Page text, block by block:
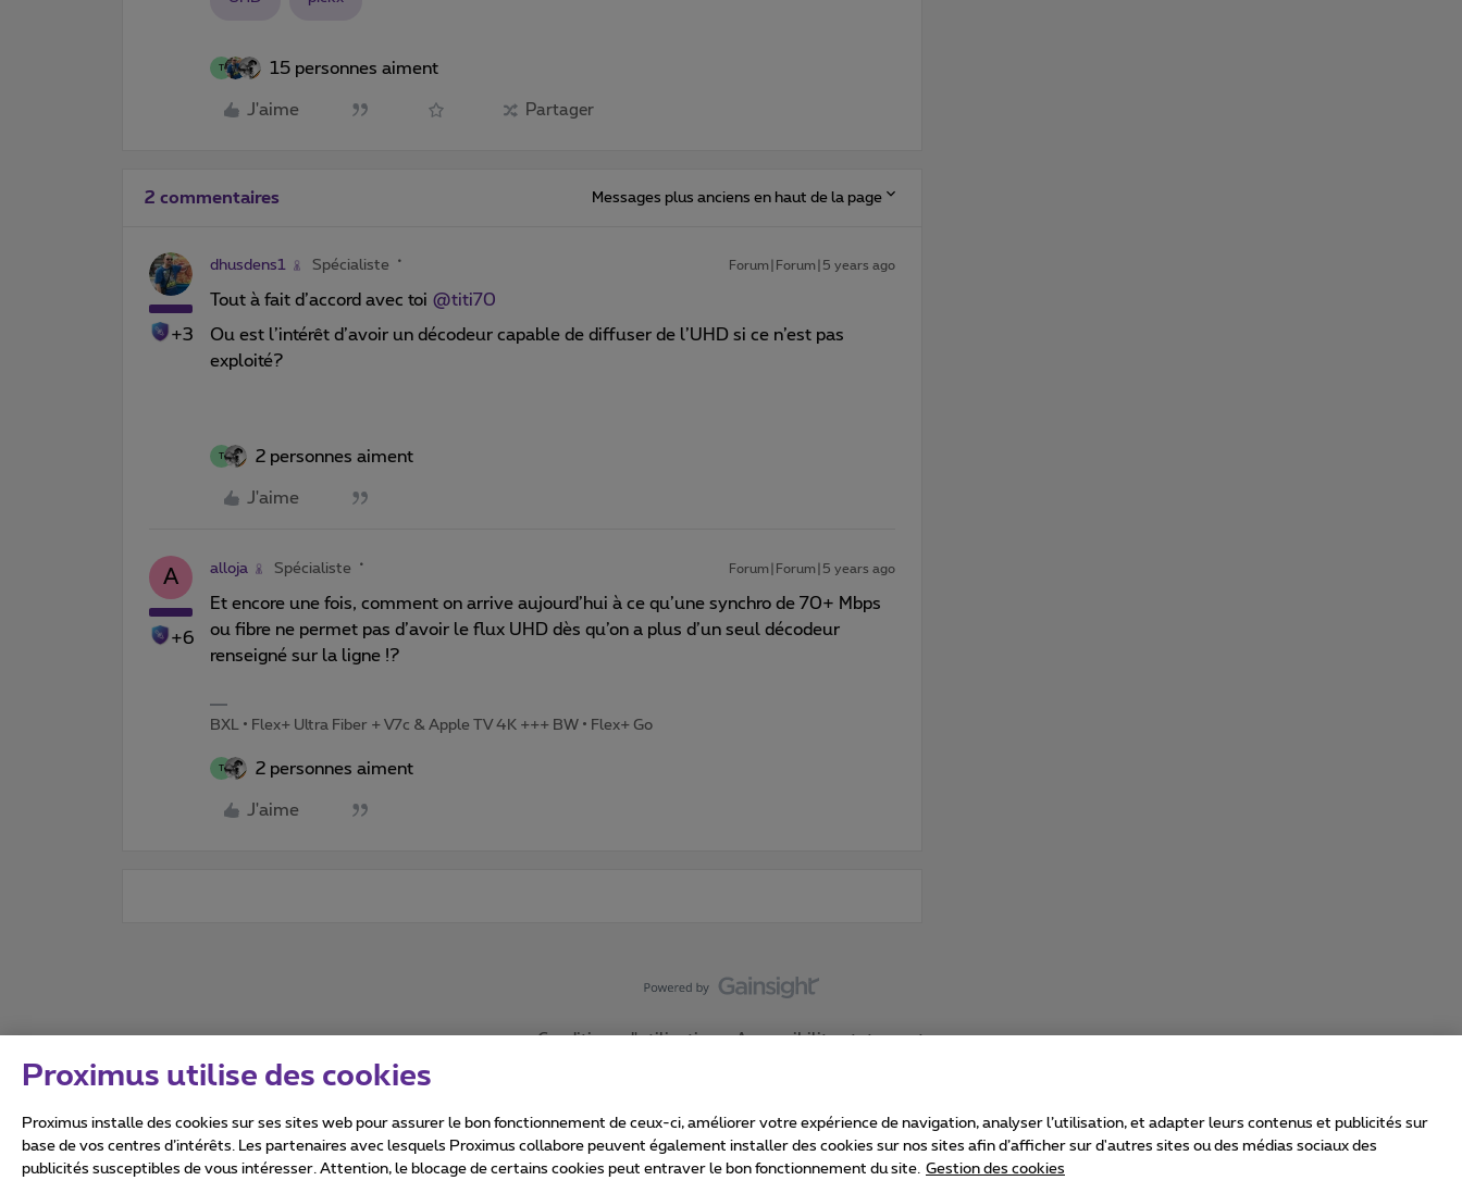
T 15 personnes aiment
J'aime Partager
2 commentaires Messages plus anciens en haut de la page
+3
dhusdens1 Spécialiste Forum|Forum|5 years ago
Tout à fait d’accord avec toi @titi70
Ou est l’intérêt d’avoir un décodeur capable de diffuser de l’UHD si ce n’est pas
exploité?
T 2 personnes aiment
J'aime
A
+6
alloja Spécialiste Forum|Forum|5 years ago
Et encore une fois, comment on arrive aujourd’hui à ce qu’une synchro de 70+ Mbps
ou fibre ne permet pas d’avoir le flux UHD dès qu’on a plus d’un seul décodeur
renseigné sur la ligne !?
BXL • Flex+ Ultra Fiber + V7c & Apple TV 4K +++ BW • Flex+ Go
T 2 personnes aiment
J'aime
Conditions d'utilisation Accessibility statement
Tous droits réservés. ©2026Proximus
Proximus utilise des cookies
Proximus installe des cookies sur ses sites web pour assurer le bon fonctionnement de ceux-ci, améliorer votre expérience de navigation, analyser l’utilisation, et adapter leurs contenus et publicités sur
base de vos centres d’intérêts. Les partenaires avec lesquels Proximus collabore peuvent également installer des cookies sur nos sites afin d’afficher sur d'autres sites ou des médias sociaux des
publicités susceptibles de vous intéresser. Attention, le blocage de certains cookies peut entraver le bon fonctionnement du site. Gestion des cookies